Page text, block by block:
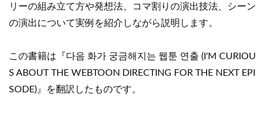
リーの組み立て方や発想法、コマ割りの演出技法、シーン
の演出について実例を紹介しながら説明します。
この書籍は『다음 화가 궁금해지는 웹툰 연출 (I'M CURIOU
S ABOUT THE WEBTOON DIRECTING FOR THE NEXT EPI
SODE)』を翻訳したものです。